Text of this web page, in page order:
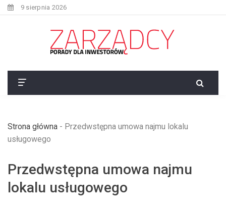
9 sierpnia 2026
Strona główna - Przedwstępna umowa najmu lokalu
usługowego
Przedwstępna umowa najmu
lokalu usługowego